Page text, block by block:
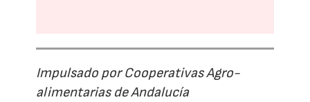
Impulsado por Cooperativas Agro-
alimentarias de Andalucía